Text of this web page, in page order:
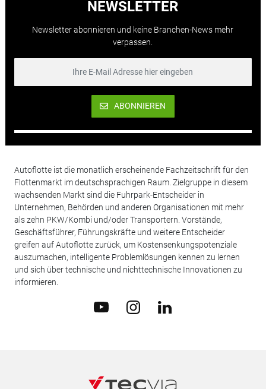
NEWSLETTER
Newsletter abonnieren und keine Branchen-News mehr
verpassen.
ABONNIEREN
Autoflotte ist die monatlich erscheinende Fachzeitschrift für den
Flottenmarkt im deutschsprachigen Raum. Zielgruppe in diesem
wachsenden Markt sind die Fuhrpark-Entscheider in
Unternehmen, Behörden und anderen Organisationen mit mehr
als zehn PKW/Kombi und/oder Transportern. Vorstände,
Geschäftsführer, Führungskräfte und weitere Entscheider
greifen auf Autoflotte zurück, um Kostensenkungspotenziale
auszumachen, intelligente Problemlösungen kennen zu lernen
und sich über technische und nichttechnische Innovationen zu
informieren.